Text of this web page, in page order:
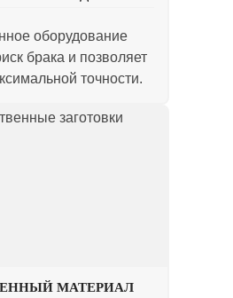
оборудование
брака и позволяет
точности.
МАТЕРИАЛ